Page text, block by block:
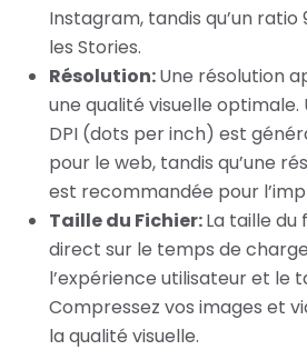
Instagram, tandis qu’un
les Stories.
Résolution:Une résolution
une qualité visuelle optimale.
DPI (dots per inch) est
pour le web, tandis qu’une
est recommandée pour
Taille du Fichier:La taille
direct sur le temps de
l’expérience utilisateur et le
Compressez vos images et
la qualité visuelle.